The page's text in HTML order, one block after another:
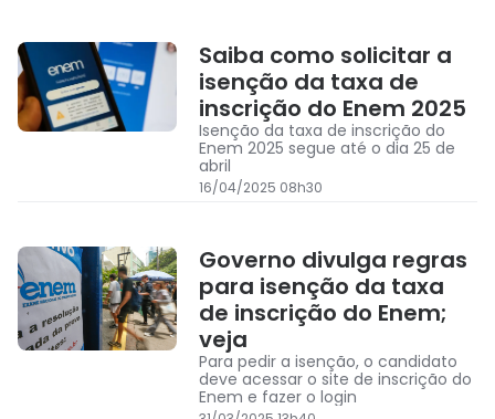
Saiba como solicitar a
isenção da taxa de
inscrição do Enem 2025
Isenção da taxa de inscrição do
Enem 2025 segue até o dia 25 de
abril
16/04/2025 08h30
Governo divulga regras
para isenção da taxa
de inscrição do Enem;
veja
Para pedir a isenção, o candidato
deve acessar o site de inscrição do
Enem e fazer o login